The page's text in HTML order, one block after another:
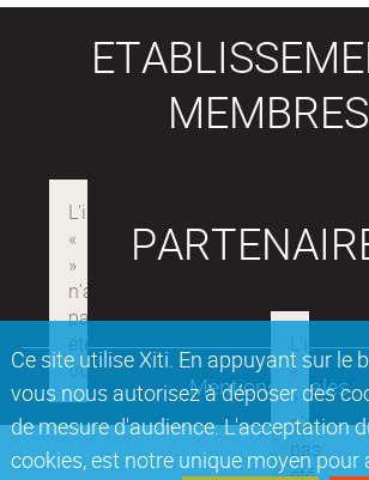
Ce site utilise Xiti. En appuyant sur le
vous nous autorisez à déposer des
de mesure d'audience. L'acceptation
cookies, est notre unique moyen pour
MEMBRES
Mentions légales